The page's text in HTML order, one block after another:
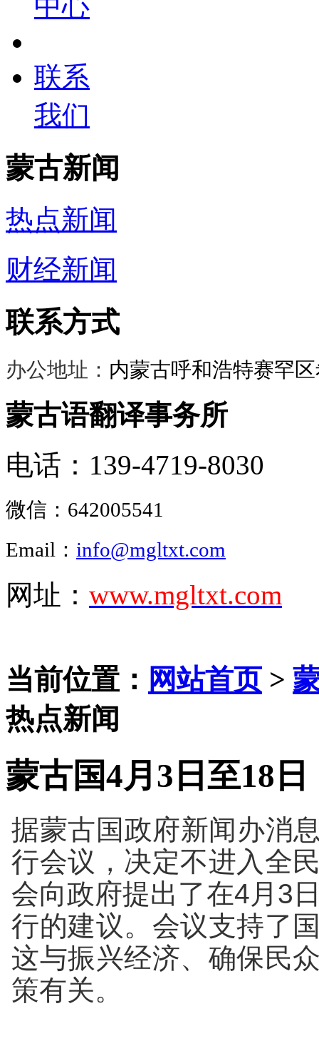
联系
我们
蒙古新闻
热点新闻
财经新闻
联系方式
办公地址： 内蒙古呼和浩特赛罕
蒙古语翻译事务所
电话：139-4719-8030
微信： 642005541
Email： info@mgltxt.com
网址： www.mgltxt.com
当前位置： 网站首页>
热点新闻
蒙古国4月3日至18
据蒙古国政府新闻办消
行会议，决定不进入全
会向政府提出了在4月3
行的建议。会议支持了
这与振兴经济、确保民
策有关。